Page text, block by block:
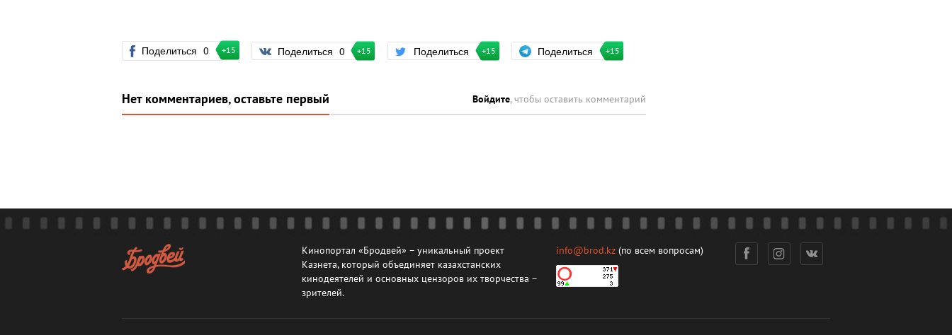
Поделиться 0 +15 Поделиться 0 +15 Поделиться +15 Поделиться +15
Нет комментариев, оставьте первый Войдите, чтобы оставить комментарий
Кинопортал «Бродвей» – уникальный проект
Казнета, который объединяет казахстанских
кинодеятелей и основных цензоров их творчества –
зрителей.
info@brod.kz (по всем вопросам)